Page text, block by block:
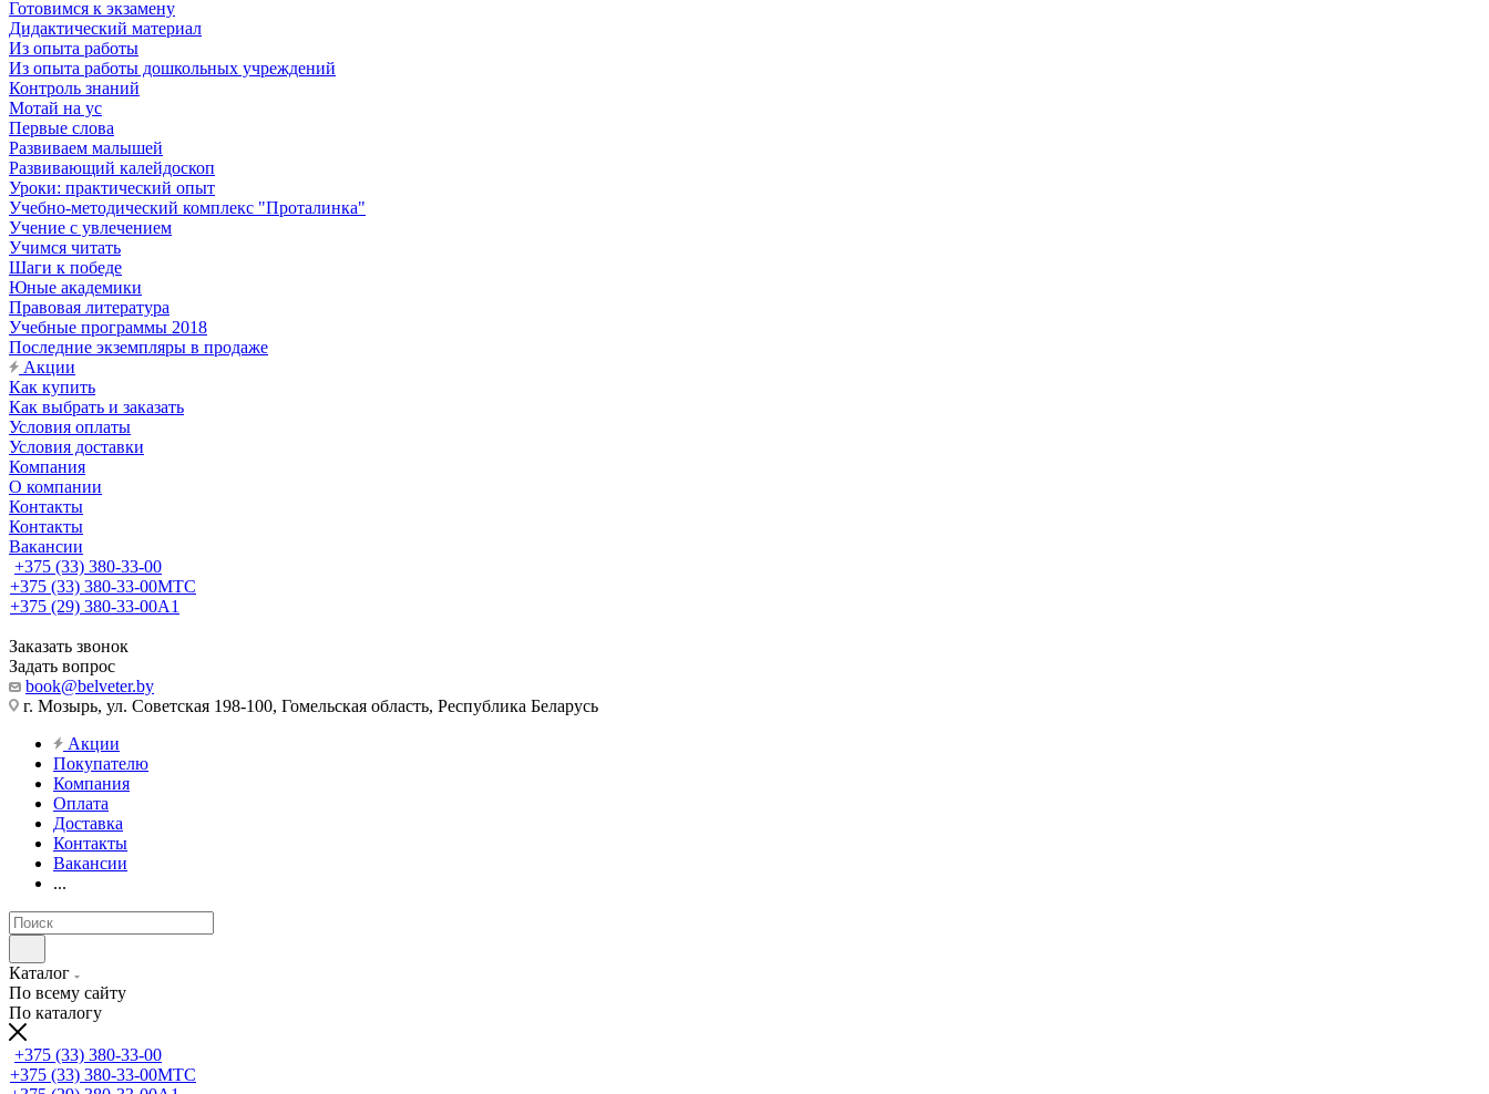
Готовимся к экзамену
Дидактический материал
Из опыта работы
Из опыта работы дошкольных учреждений
Контроль знаний
Мотай на ус
Первые слова
Развиваем малышей
Развивающий калейдоскоп
Уроки: практический опыт
Учебно-методический комплекс "Проталинка"
Учение с увлечением
Учимся читать
Шаги к победе
Юные академики
Правовая литература
Учебные программы 2018
Последние экземпляры в продаже
Акции
Как купить
Как выбрать и заказать
Условия оплаты
Условия доставки
Компания
О компании
Контакты
Контакты
Вакансии
+375 (33) 380-33-00
+375 (33) 380-33-00МТС
+375 (29) 380-33-00А1
Заказать звонок
Задать вопрос
book@belveter.by
г. Мозырь, ул. Советская 198-100, Гомельская область, Республика Беларусь
Акции
Покупателю
Компания
Оплата
Доставка
Контакты
Вакансии
...
Каталог
По всему сайту
По каталогу
+375 (33) 380-33-00
+375 (33) 380-33-00МТС